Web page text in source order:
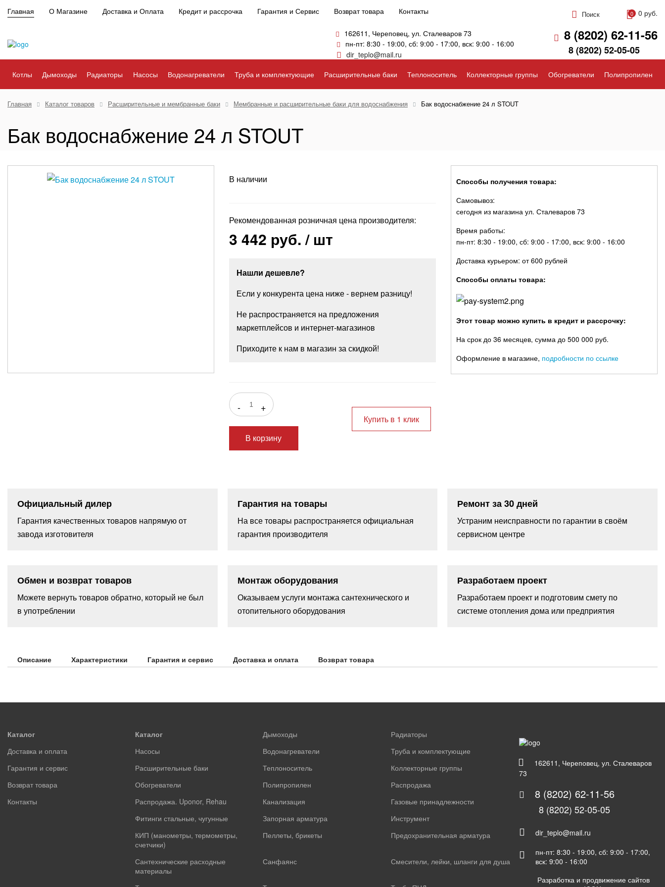
Главная О Магазине Доставка и Оплата Кредит и рассрочка Гарантия и Сервис Возврат товара Контакты Поиск 0 0 руб.
162611, Череповец, ул. Сталеваров 73
пн-пт: 8:30 - 19:00, сб: 9:00 - 17:00, вск: 9:00 - 16:00
dir_teplo@mail.ru
8 (8202) 62-11-56
8 (8202) 52-05-05
Котлы Дымоходы Радиаторы Насосы Водонагреватели Труба и комплектующие Расширительные баки Теплоноситель Коллекторные группы Обогреватели Полипропилен
Главная Каталог товаров Расширительные и мембранные баки Мембранные и расширительные баки для водоснабжения Бак водоснабжение 24 л STOUT
Бак водоснабжение 24 л STOUT
В наличии
Рекомендованная розничная цена производителя:
3 442 руб./ шт
Нашли дешевле?
Если у конкурента цена ниже - вернем разницу!
Не распространяется на предложения
маркетплейсов и интернет-магазинов
Приходите к нам в магазин за скидкой!
- +
В корзину
Купить в 1 клик
Способы получения товара:
Самовывоз:
сегодня из магазина ул. Сталеваров 73
Время работы:
пн-пт: 8:30 - 19:00, сб: 9:00 - 17:00, вск: 9:00 - 16:00
Доставка курьером: от 600 рублей
Способы оплаты товара:
Этот товар можно купить в кредит и рассрочку:
На срок до 36 месяцев, сумма до 500 000 руб.
Оформление в магазине, подробности по ссылке
Официальный дилер
Гарантия качественных товаров напрямую от
завода изготовителя
Гарантия на товары
На все товары распространяется официальная
гарантия производителя
Ремонт за 30 дней
Устраним неисправности по гарантии в своём
сервисном центре
Обмен и возврат товаров
Можете вернуть товаров обратно, который не был
в употреблении
Монтаж оборудования
Оказываем услуги монтажа сантехнического и
отопительного оборудования
Разработаем проект
Разработаем проект и подготовим смету по
системе отопления дома или предприятия
Описание Характеристики Гарантия и сервис Доставка и оплата Возврат товара
Каталог
Доставка и оплата
Гарантия и сервис
Возврат товара
Контакты
Каталог Дымоходы
Радиаторы
Насосы
Водонагреватели
Труба и комплектующие
Расширительные баки
Теплоноситель
Коллекторные группы
Обогреватели
Полипропилен
Распродажа
Распродажа. Uponor, Rehau
Канализация
Газовые принадлежности
Фитинги стальные, чугунные
Запорная арматура
Инструмент
КИП (манометры, термометры,
счетчики)
Пеллеты, брикеты Предохранительная арматура
Сантехнические расходные
материалы
Санфаянс Смесители, лейки, шланги для душа
162611, Череповец, ул. Сталеваров
73
8 (8202) 62-11-56
8 (8202) 52-05-05
dir_teplo@mail.ru
пн-пт: 8:30 - 19:00, сб: 9:00 - 17:00,
вск: 9:00 - 16:00
Разработка и продвижение сайтов